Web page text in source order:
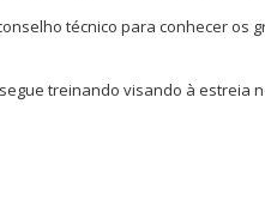
técnico para conhecer os
treinando visando à estreia